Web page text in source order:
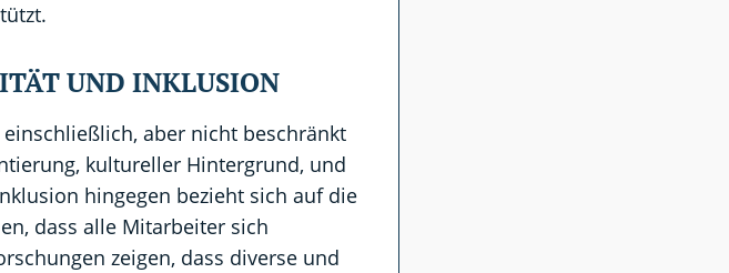
UND INKLUSION
aber nicht beschränkt
kultureller Hintergrund, und
hingegen bezieht sich auf die
dass alle Mitarbeiter sich
zeigen, dass diverse und